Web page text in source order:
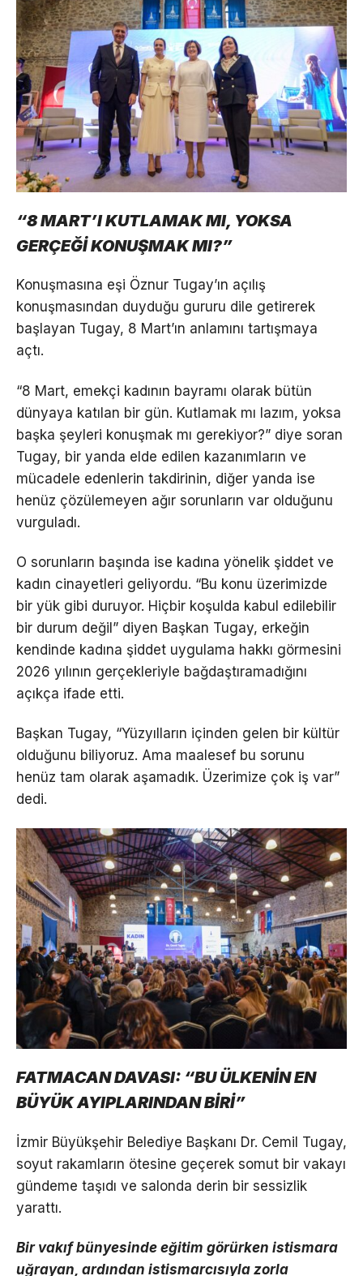
“8 MART’I KUTLAMAK MI, YOKSA
GERÇEĞİ KONUŞMAK MI?”
Konuşmasına eşi Öznur Tugay’ın açılış
konuşmasından duyduğu gururu dile getirerek
başlayan Tugay, 8 Mart’ın anlamını tartışmaya
açtı.
“8 Mart, emekçi kadının bayramı olarak bütün
dünyaya katılan bir gün. Kutlamak mı lazım, yoksa
başka şeyleri konuşmak mı gerekiyor?” diye soran
Tugay, bir yanda elde edilen kazanımların ve
mücadele edenlerin takdirinin, diğer yanda ise
henüz çözülemeyen ağır sorunların var olduğunu
vurguladı.
O sorunların başında ise kadına yönelik şiddet ve
kadın cinayetleri geliyordu. “Bu konu üzerimizde
bir yük gibi duruyor. Hiçbir koşulda kabul edilebilir
bir durum değil” diyen Başkan Tugay, erkeğin
kendinde kadına şiddet uygulama hakkı görmesini
2026 yılının gerçekleriyle bağdaştıramadığını
açıkça ifade etti.
Başkan Tugay, “Yüzyılların içinden gelen bir kültür
olduğunu biliyoruz. Ama maalesef bu sorunu
henüz tam olarak aşamadık. Üzerimize çok iş var”
dedi.
FATMACAN DAVASI: “BU ÜLKENİN EN
BÜYÜK AYIPLARINDAN BİRİ”
İzmir Büyükşehir Belediye Başkanı Dr. Cemil Tugay,
soyut rakamların ötesine geçerek somut bir vakayı
gündeme taşıdı ve salonda derin bir sessizlik
yarattı.
Bir vakıf bünyesinde eğitim görürken istismara
uğrayan, ardından istismarcısıyla zorla